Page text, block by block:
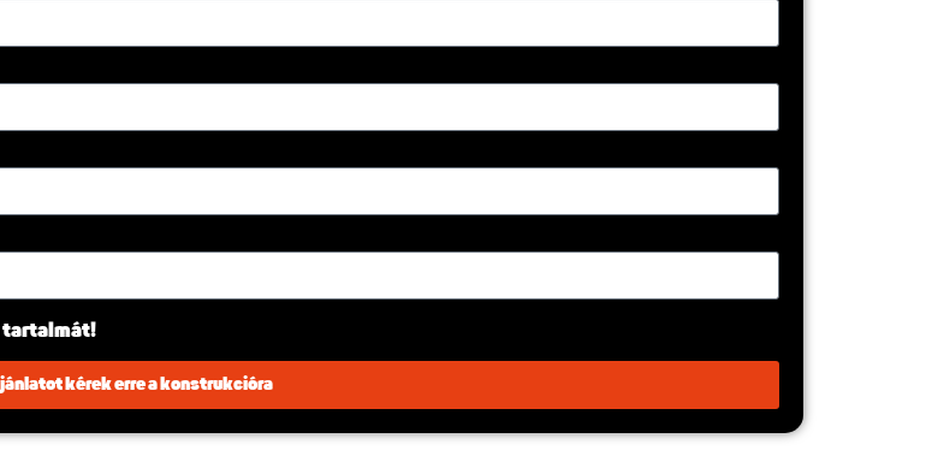
tartalmát!
kérek erre a konstrukcióra